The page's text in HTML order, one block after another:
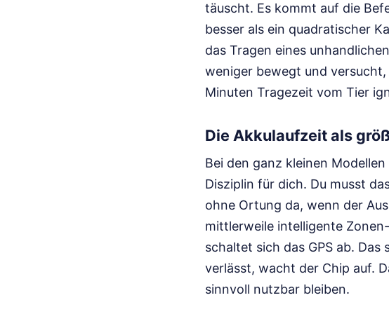
täuscht. Es kommt auf die
besser als ein quadratischer
das Tragen eines
weniger bewegt und
Minuten Tragezeit vom Tier
Die Akkulaufzeit als
Bei den ganz kleinen
Disziplin für dich. Du musst
ohne Ortung da, wenn der
mittlerweile intelligente
schaltet sich das GPS ab.
verlässt, wacht der Chip auf.
sinnvoll nutzbar bleiben.